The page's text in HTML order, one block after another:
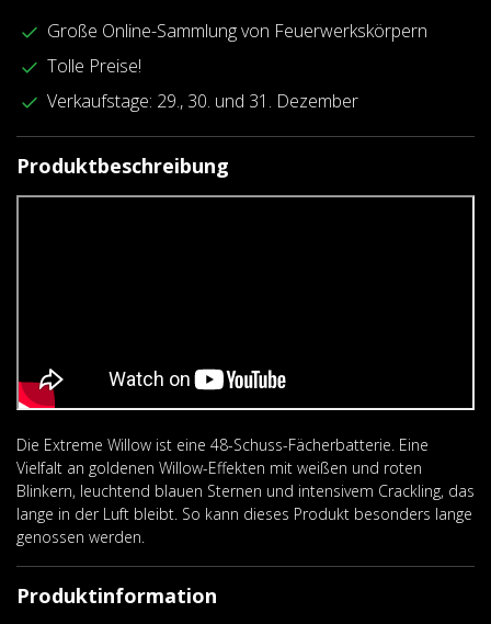
Große Online-Sammlung von Feuerwerkskörpern
Tolle Preise!
Verkaufstage: 29., 30. und 31. Dezember
Produktbeschreibung
Die Extreme Willow ist eine 48-Schuss-Fächerbatterie. Eine
Vielfalt an goldenen Willow-Effekten mit weißen und roten
Blinkern, leuchtend blauen Sternen und intensivem Crackling, das
lange in der Luft bleibt. So kann dieses Produkt besonders lange
genossen werden.
Produktinformation